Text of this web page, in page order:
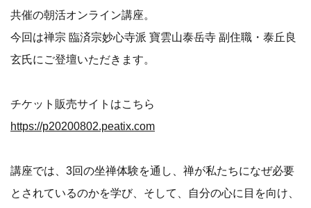
共催の朝活オンライン講座。
今回は禅宗 臨済宗妙心寺派 寶雲山泰岳寺 副住職・泰丘良
玄氏にご登壇いただきます。
チケット販売サイトはこちら
https://p20200802.peatix.com
講座では、3回の坐禅体験を通し、禅が私たちになぜ必要
とされているのかを学び、そして、自分の心に目を向け、